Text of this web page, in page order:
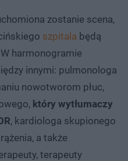
zostanie scena,
szpitala będą
harmonogramie
innymi: pulmonologa
nowotworom płuc,
który wytłumaczy
, kardiologa skupionego
a także
terapeuty